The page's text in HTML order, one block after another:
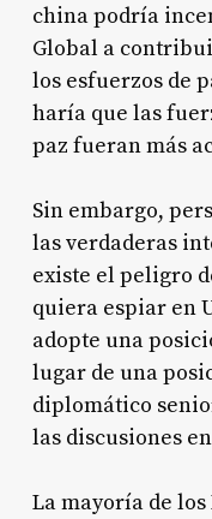
china podría
Global a
los esfuerzos de
haría que las
paz fueran más
Sin embargo,
las verdaderas
existe el peligro
quiera espiar en
adopte una
lugar de una
diplomático
las discusiones
La mayoría de los